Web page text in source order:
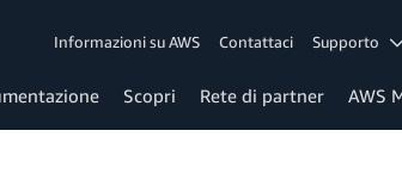
Informazioni su AWS Contattaci Supporto
Scopri Rete di partner AWS